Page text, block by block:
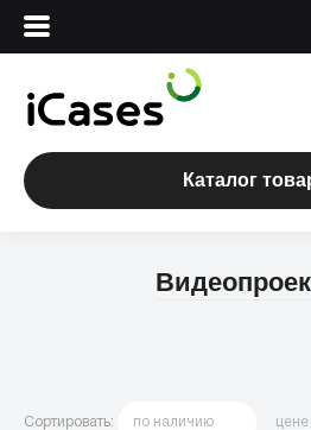
Вход
Сервисный центр
О магазине
Адреса магазинов
Каталог
Сортировать: по наличию цене